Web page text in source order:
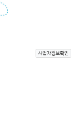
사업자정보확인